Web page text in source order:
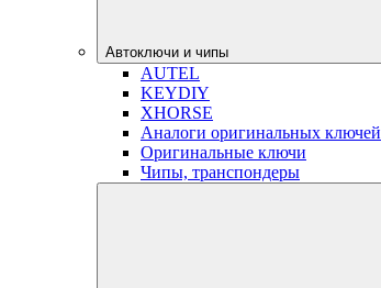
Автоключи и чипы
AUTEL
KEYDIY
XHORSE
Аналоги оригинальных ключей
Оригинальные ключи
Чипы, транспондеры